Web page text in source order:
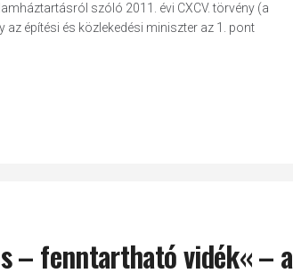
szóló 2011. évi CXCV. törvény (a
építési és közlekedési miniszter az 1. pont
– fenntartható vidék« – a